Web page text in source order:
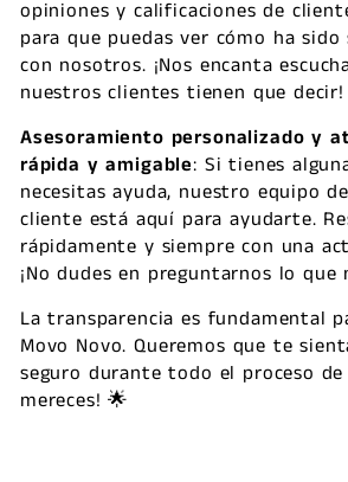
opiniones y calificaciones de
para que puedas ver cómo ha sido
con nosotros. ¡Nos encanta
nuestros clientes tienen que decir!
Asesoramiento personalizado y
rápida y amigable: Si tienes
necesitas ayuda, nuestro equipo
cliente está aquí para ayudarte.
rápidamente y siempre con una
¡No dudes en preguntarnos lo que
La transparencia es fundamental
Movo Novo. Queremos que te
seguro durante todo el proceso de
mereces! 🌟